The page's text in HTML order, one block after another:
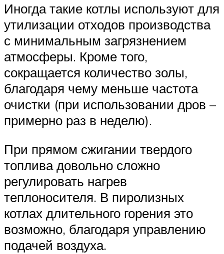
Иногда такие котлы используют для
утилизации отходов производства
с минимальным загрязнением
атмосферы. Кроме того,
сокращается количество золы,
благодаря чему меньше частота
очистки (при использовании дров –
примерно раз в неделю).
При прямом сжигании твердого
топлива довольно сложно
регулировать нагрев
теплоносителя. В пиролизных
котлах длительного горения это
возможно, благодаря управлению
подачей воздуха.